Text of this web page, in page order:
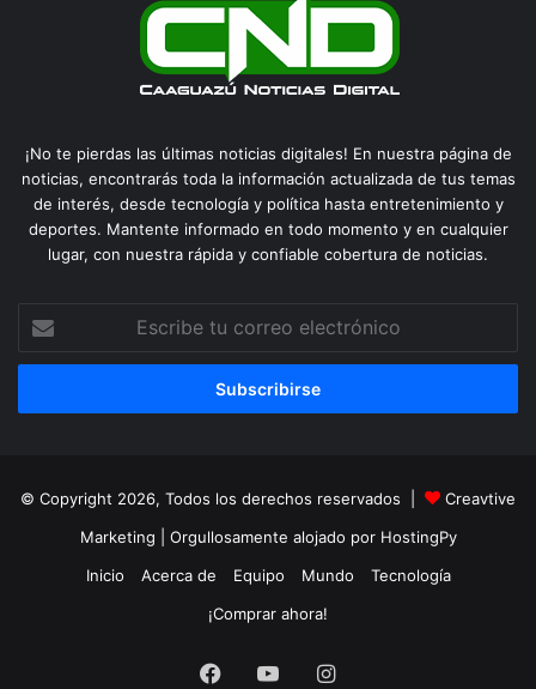
¡No te pierdas las últimas noticias digitales! En nuestra página de
noticias, encontrarás toda la información actualizada de tus temas
de interés, desde tecnología y política hasta entretenimiento y
deportes. Mantente informado en todo momento y en cualquier
lugar, con nuestra rápida y confiable cobertura de noticias.
correo
© Copyright 2026, Todos los derechos reservados |
Creavtive
Marketing | Orgullosamente alojado por HostingPy
Inicio
Acerca de Equipo Mundo
Tecnología
¡Comprar ahora!
Facebook
YouTubeInstagram